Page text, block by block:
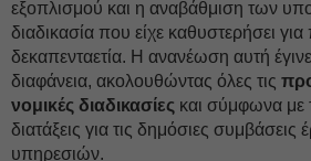
εξοπλισμού και η αναβάθμιση των
διαδικασία που είχε καθυστερήσει
δεκαπενταετία. Η ανανέωση αυτή
διαφάνεια, ακολουθώντας όλες τις
νομικές διαδικασίες και σύμφωνα με
διατάξεις για τις δημόσιες
υπηρεσιών.